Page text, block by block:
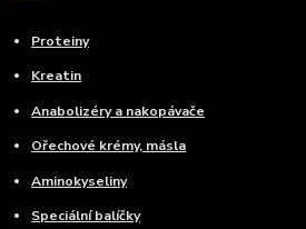
Proteiny
Kreatin
Anabolizéry a nakopávače
Ořechové krémy, másla
Aminokyseliny
Speciální balíčky